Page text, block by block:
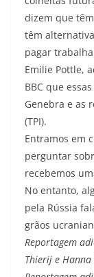
dizem que
têm
pagar
Emilie Pottle,
BBC que
Genebra e as
(TPI).
Entramos em
perguntar
recebemos
No entanto,
pela Rússia
grãos
Reportagem
Thierij e Hanna